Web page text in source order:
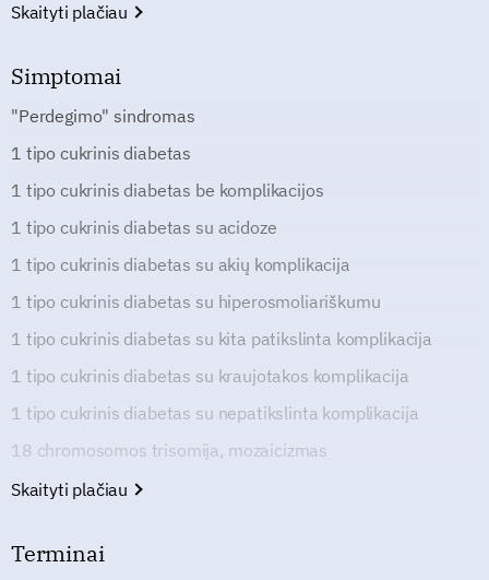
Skaityti plačiau
Simptomai
"Perdegimo" sindromas
1 tipo cukrinis diabetas
1 tipo cukrinis diabetas be komplikacijos
1 tipo cukrinis diabetas su acidoze
1 tipo cukrinis diabetas su akių komplikacija
1 tipo cukrinis diabetas su hiperosmoliariškumu
1 tipo cukrinis diabetas su kita patikslinta komplikacija
1 tipo cukrinis diabetas su kraujotakos komplikacija
1 tipo cukrinis diabetas su nepatikslinta komplikacija
18 chromosomos trisomija, mozaicizmas
Skaityti plačiau
Terminai